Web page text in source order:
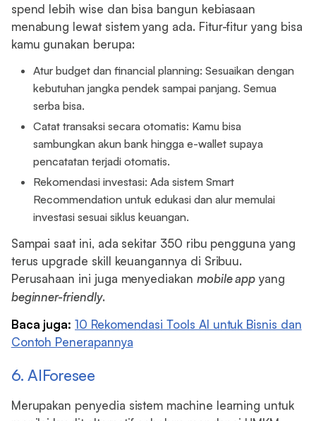
spend lebih wise dan bisa bangun kebiasaan
menabung lewat sistem yang ada. Fitur-fitur yang bisa
kamu gunakan berupa:
Atur budget dan financial planning: Sesuaikan dengan
kebutuhan jangka pendek sampai panjang. Semua
serba bisa.
Catat transaksi secara otomatis: Kamu bisa
sambungkan akun bank hingga e-wallet supaya
pencatatan terjadi otomatis.
Rekomendasi investasi: Ada sistem Smart
Recommendation untuk edukasi dan alur memulai
investasi sesuai siklus keuangan.
Sampai saat ini, ada sekitar 350 ribu pengguna yang
terus upgrade skill keuangannya di Sribuu.
Perusahaan ini juga menyediakan mobile app yang
beginner-friendly.
Baca juga: 10 Rekomendasi Tools AI untuk Bisnis dan
Contoh Penerapannya
6. AIForesee
Merupakan penyedia sistem machine learning untuk